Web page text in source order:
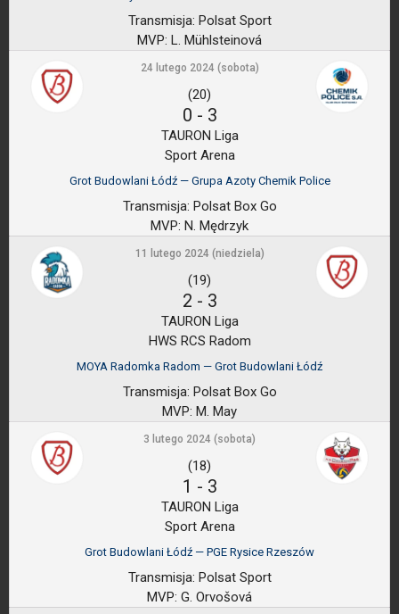
Transmisja: Polsat Sport
MVP: L. Mühlsteinová
24 lutego 2024 (sobota)
(20)
0 - 3
TAURON Liga
Sport Arena
Grot Budowlani Łódź — Grupa Azoty Chemik Police
Transmisja: Polsat Box Go
MVP: N. Mędrzyk
11 lutego 2024 (niedziela)
(19)
2 - 3
TAURON Liga
HWS RCS Radom
MOYA Radomka Radom — Grot Budowlani Łódź
Transmisja: Polsat Box Go
MVP: M. May
3 lutego 2024 (sobota)
(18)
1 - 3
TAURON Liga
Sport Arena
Grot Budowlani Łódź — PGE Rysice Rzeszów
Transmisja: Polsat Sport
MVP: G. Orvošová